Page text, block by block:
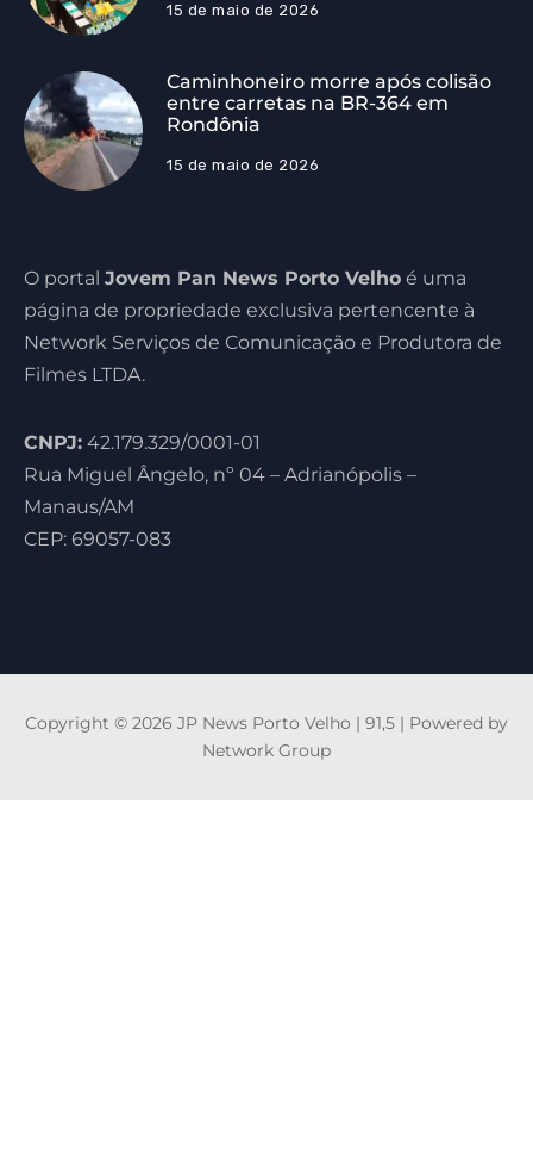
15 de maio de 2026
Caminhoneiro morre após colisão
entre carretas na BR-364 em
Rondônia
15 de maio de 2026
O portal Jovem Pan News Porto Velho é uma
página de propriedade exclusiva pertencente à
Network Serviços de Comunicação e Produtora de
Filmes LTDA.
CNPJ: 42.179.329/0001-01
Rua Miguel Ângelo, nº 04 – Adrianópolis –
Manaus/AM
CEP: 69057-083
Copyright © 2026 JP News Porto Velho | 91,5 | Powered by
Network Group